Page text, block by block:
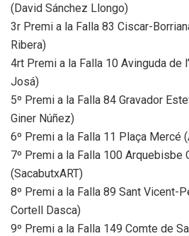
(David Sánchez Llongo)
3r Premi a la Falla 83 Ciscar-
Ribera)
4rt Premi a la Falla 10 Avinguda de
Josá)
5º Premi a la Falla 84 Gravador
Giner Núñez)
6º Premi a la Falla 11 Plaça Mercé
7º Premi a la Falla 100 Arquebisbe
(SacabutxART)
8º Premi a la Falla 89 Sant Vicent-
Cortell Dasca)
9º Premi a la Falla 149 Comte de